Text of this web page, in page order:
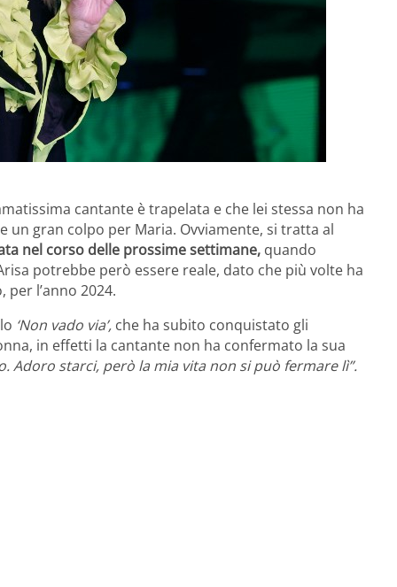
cantante è trapelata e che lei stessa non ha
un gran colpo per Maria. Ovviamente, si tratta al
nel corso delle prossime settimane, quando
potrebbe però essere reale, dato che più volte ha
l’anno 2024.
‘Non vado via’, che ha subito conquistato gli
in effetti la cantante non ha confermato la sua
Adoro starci, però la mia vita non si può fermare lì”.